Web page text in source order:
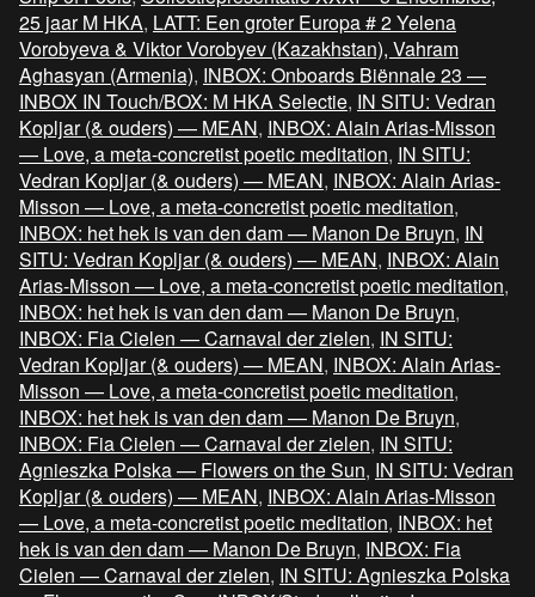
25 jaar M HKA, LATT: Een groter Europa # 2 Yelena
Vorobyeva & Viktor Vorobyev (Kazakhstan), Vahram
Aghasyan (Armenia), INBOX: Onboards Biënnale 23 —
INBOX IN Touch/BOX: M HKA Selectie, IN SITU: Vedran
Kopljar (& ouders) — MEAN, INBOX: Alain Arias-Misson
— Love, a meta-concretist poetic meditation, IN SITU:
Vedran Kopljar (& ouders) — MEAN, INBOX: Alain Arias-
Misson — Love, a meta-concretist poetic meditation,
INBOX: het hek is van den dam — Manon De Bruyn, IN
SITU: Vedran Kopljar (& ouders) — MEAN, INBOX: Alain
Arias-Misson — Love, a meta-concretist poetic meditation,
INBOX: het hek is van den dam — Manon De Bruyn,
INBOX: Fia Cielen — Carnaval der zielen, IN SITU:
Vedran Kopljar (& ouders) — MEAN, INBOX: Alain Arias-
Misson — Love, a meta-concretist poetic meditation,
INBOX: het hek is van den dam — Manon De Bruyn,
INBOX: Fia Cielen — Carnaval der zielen, IN SITU:
Agnieszka Polska — Flowers on the Sun, IN SITU: Vedran
Kopljar (& ouders) — MEAN, INBOX: Alain Arias-Misson
— Love, a meta-concretist poetic meditation, INBOX: het
hek is van den dam — Manon De Bruyn, INBOX: Fia
Cielen — Carnaval der zielen, IN SITU: Agnieszka Polska